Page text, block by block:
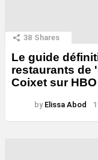
38 Shares
Le guide
restaurants de
Coixet sur HBO
by Elissa Abod